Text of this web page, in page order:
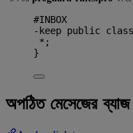
#INBOX
-keep public class
*;
}
অপঠিত মেসেজের ব্যাজ